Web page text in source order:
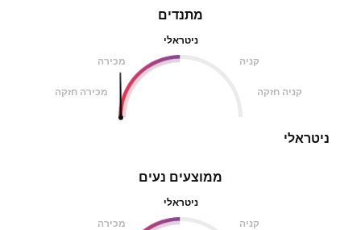
מתנדים
ניטראלי
מכירה
קניה
מכירה חזקה קניה חזקה
ניטראלי
ממוצעים נעים
ניטראלי
מכירה
קניה